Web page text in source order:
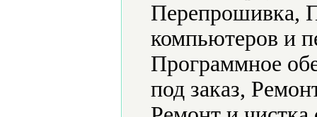
Перепрошивка,
компьютеров и
Программное
под заказ,